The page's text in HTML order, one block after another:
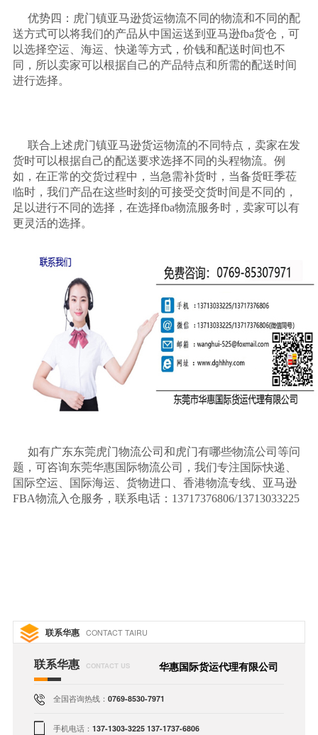
优势四：虎门镇亚马逊货运物流不同的物流和不同的配
送方式可以将我们的产品从中国运送到亚马逊fba货仓，可
以选择空运、海运、快递等方式，价钱和配送时间也不
同，所以卖家可以根据自己的产品特点和所需的配送时间
进行选择。
联合上述虎门镇亚马逊货运物流的不同特点，卖家在发
货时可以根据自己的配送要求选择不同的头程物流。例
如，在正常的交货过程中，当急需补货时，当备货旺季莅
临时，我们产品在这些时刻的可接受交货时间是不同的，
足以进行不同的选择，在选择fba物流服务时，卖家可以有
更灵活的选择。
如有广东东莞虎门物流公司和虎门有哪些物流公司等问
题，可咨询东莞华惠国际物流公司，我们专注国际快递、
国际空运、国际海运、货物进口、香港物流专线、亚马逊
FBA物流入仓服务，联系电话：13717376806/13713033225
联系华惠 CONTACT TAIRU
联系华惠 CONTACT US 华惠国际货运代理有限公司
全国咨询热线：0769-8530-7971
手机电话：137-1303-3225 137-1737-6806